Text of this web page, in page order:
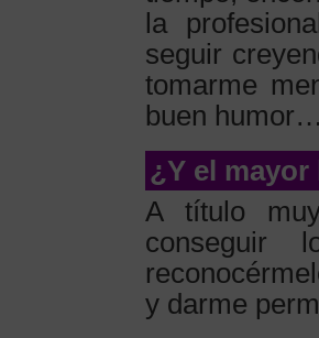
la
seguir
tomarme
buen
¿Y el
A título
conseguir
y darme